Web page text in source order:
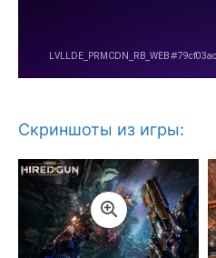
Скриншоты из игры: